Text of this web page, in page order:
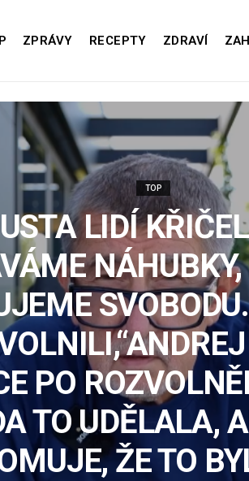
ZPRÁVY RECEPTY ZDRAVÍ
TOP
LIDÍ
PO
TO UDĚLALA,
ŽE TO